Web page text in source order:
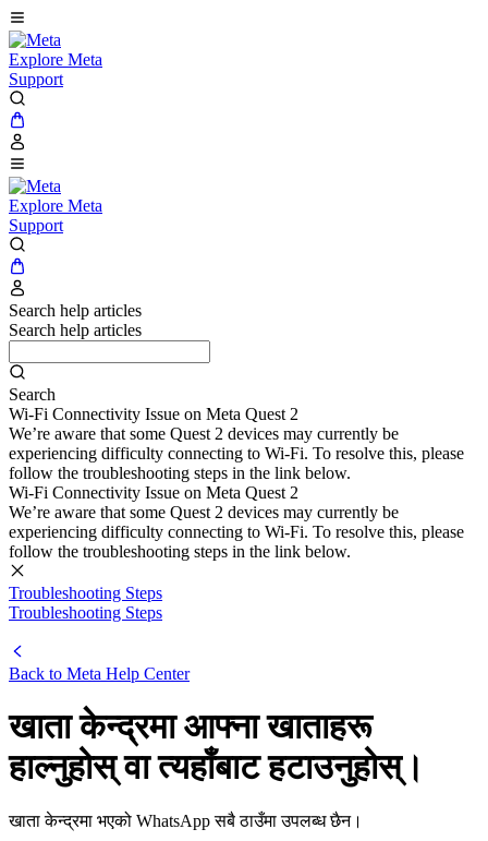
Explore Meta
Support
Explore Meta
Support
Search help articles
Search help articles
Search
Wi-Fi Connectivity Issue on Meta Quest 2
We’re aware that some Quest 2 devices may currently be
experiencing difficulty connecting to Wi-Fi. To resolve this, please
follow the troubleshooting steps in the link below.
Wi-Fi Connectivity Issue on Meta Quest 2
We’re aware that some Quest 2 devices may currently be
experiencing difficulty connecting to Wi-Fi. To resolve this, please
follow the troubleshooting steps in the link below.
Troubleshooting Steps
Troubleshooting Steps
Back to Meta Help Center
खाता केन्द्रमा आफ्ना खाताहरू
हाल्नुहोस् वा त्यहाँबाट हटाउनुहोस्।
खाता केन्द्रमा भएको WhatsApp सबै ठाउँमा उपलब्ध छैन।